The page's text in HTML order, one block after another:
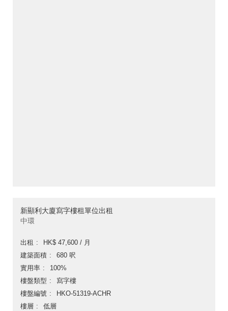
新顯利大廈寫字樓租單位出租
中環
出租
HK$ 47,600 / 月
建築面積
680 呎
實用率
100%
樓盤類型
寫字樓
樓盤編號
HKO-51319-ACHR
樓層
低層